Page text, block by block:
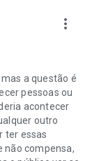
temos o que
(Bumble
avulsos ou em
SuperSwipe).
conforme
Leia mais
more_vert
a questão é
pessoas ou
acontecer
outro
ter essas
não compensa,